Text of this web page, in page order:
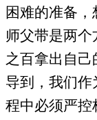
困难的准备
师父带是两
之百拿出自己
导到，我们
程中必须严控